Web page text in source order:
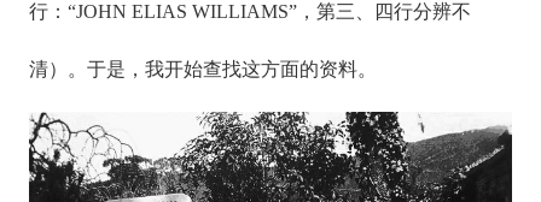
行：“JOHN ELIAS WILLIAMS”，第三、四行分辨不
清）。于是，我开始查找这方面的资料。